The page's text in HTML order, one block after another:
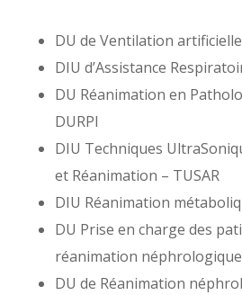
DU de Ventilation artificielle
DIU d’Assistance
DU Réanimation en
DURPI
DIU Techniques
et Réanimation – TUSAR
DIU Réanimation
DU Prise en charge des
réanimation néphrologique
DU de Réanimation